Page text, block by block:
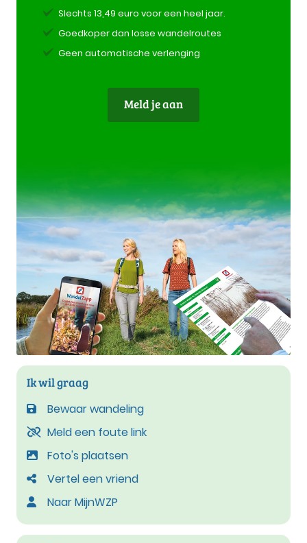
Slechts 13,49 euro voor een heel jaar.
Goedkoper dan losse wandelroutes
Geen automatische verlenging
Meld je aan
Ik wil graag
Bewaar wandeling
Meld een foute link
Foto's plaatsen
Vertel een vriend
Naar MijnWZP